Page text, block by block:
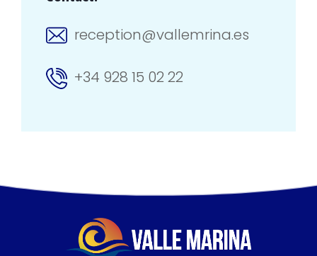
reception@vallemrina.es
+34 928 15 02 22